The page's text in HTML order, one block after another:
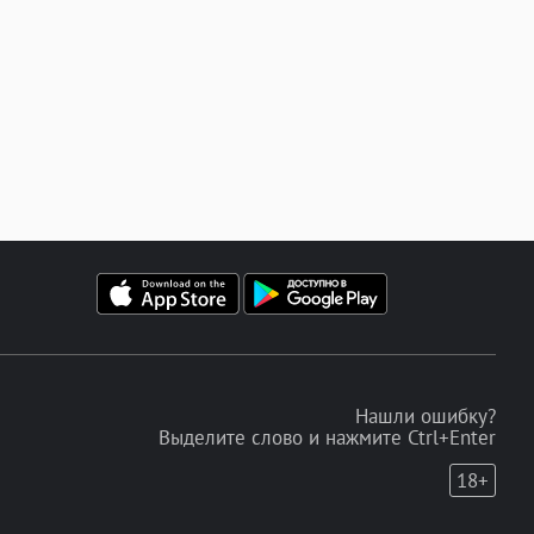
Нашли ошибку?
Выделите слово и нажмите Ctrl+Enter
18+